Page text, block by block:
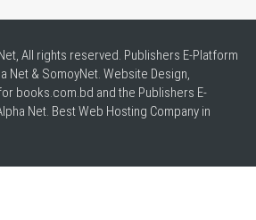
All rights reserved. Publishers E-Platform
Net & SomoyNet. Website Design,
books.com.bd and the Publishers E-
Net. BestWeb Hosting Company in